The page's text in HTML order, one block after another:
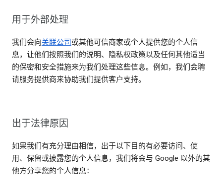
用于外部处理
我们会向关联公司 或其他可信商家或个人提供您的个人信
息，让他们按照我们的说明、隐私权政策以及任何其他适当
的保密和安全措施来为我们处理这些信息。例如，我们会聘
请服务提供商来协助我们提供客户支持。
出于法律原因
如果我们有充分理由相信，出于以下目的有必要访问、使
用、保留或披露您的个人信息，我们将会与 Google 以外的其
他方分享您的个人信息：